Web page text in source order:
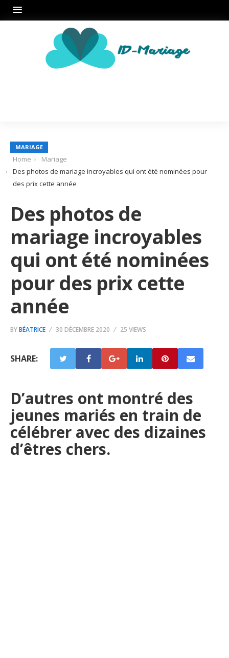
MARIAGE
Home
Mariage
Des photos de mariage incroyables qui ont été nominées pour
des prix cette année
Des photos de
mariage incroyables
qui ont été nominées
pour des prix cette
année
BYBÉATRICE 30 DÉCEMBRE 2020 25 VIEWS
SHARE:
D’autres ont montré des
jeunes mariés en train de
célébrer avec des dizaines
d’êtres chers.